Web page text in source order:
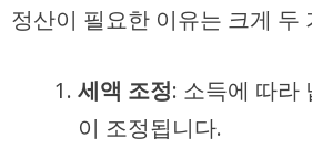
정산이 필요한 이유는 크게 두
세액 조정: 소득에 따라
이 조정됩니다.